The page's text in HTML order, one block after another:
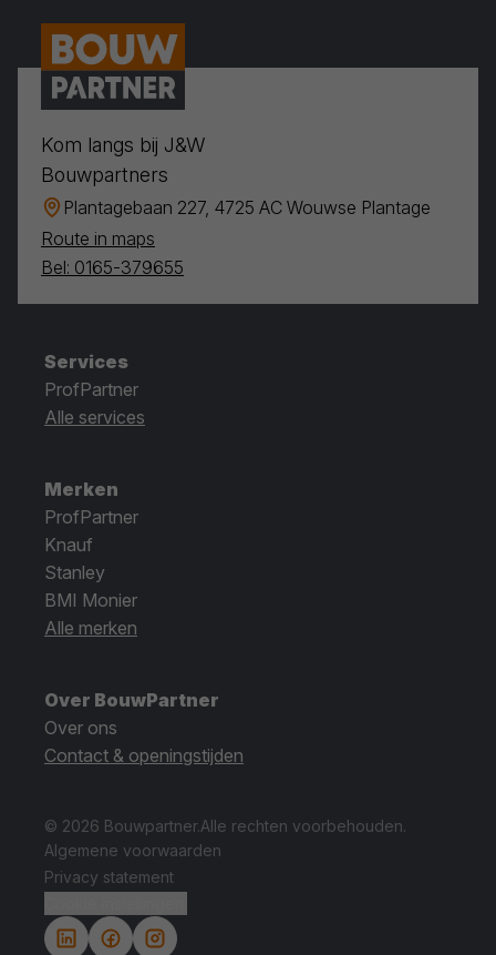
Kom langs bij J&W
Bouwpartners
Plantagebaan 227, 4725 AC Wouwse Plantage
Route in maps
Bel: 0165-379655
Services
ProfPartner
Alle services
Merken
ProfPartner
Knauf
Stanley
BMI Monier
Alle merken
Over BouwPartner
Over ons
Contact & openingstijden
© 2026 Bouwpartner.Alle rechten voorbehouden.
Algemene voorwaarden
Privacy statement